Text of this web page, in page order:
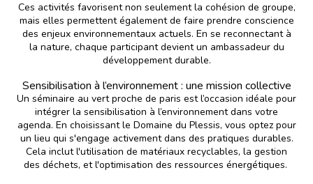
Ces activités favorisent non seulement la cohésion de groupe,
mais elles permettent également de faire prendre conscience
des enjeux environnementaux actuels. En se reconnectant à
la nature, chaque participant devient un ambassadeur du
développement durable.
Sensibilisation à l’environnement : une mission collective
Un séminaire au vert proche de paris est l’occasion idéale pour
intégrer la sensibilisation à l’environnement dans votre
agenda. En choisissant le Domaine du Plessis, vous optez pour
un lieu qui s'engage activement dans des pratiques durables.
Cela inclut l'utilisation de matériaux recyclables, la gestion
des déchets, et l'optimisation des ressources énergétiques.